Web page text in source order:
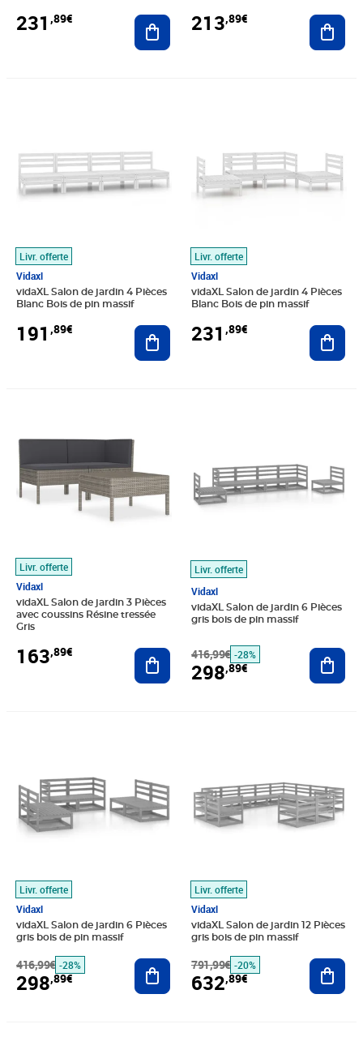
231 ,89€ Ajouter au panier
213,89€
Livr. offerte
Vidaxl
vidaXL Salon de jardin 4 Pièces
Blanc Bois de pin massif
191 ,89€ Ajouter au panier
Livr. offerte
Vidaxl
vidaXL Salon de jardin 4 Pièces
Blanc Bois de pin massif
231 ,89€
Livr. offerte
Vidaxl
vidaXL Salon de jardin 3 Pièces
avec coussins Résine tressée
Gris
163,89€ Ajouter au panier
Livr. offerte
Vidaxl
vidaXL Salon de jardin 6 Pièces
gris bois de pin massif
416,99€ -28%
298,89€
Livr. offerte
Vidaxl
vidaXL Salon de jardin 6 Pièces
gris bois de pin massif
416,99€ -28%
298,89€
Ajouter au panier
Livr. offerte
Vidaxl
vidaXL Salon de jardin 12 Pièces
gris bois de pin massif
791,99€ -20%
632,89€